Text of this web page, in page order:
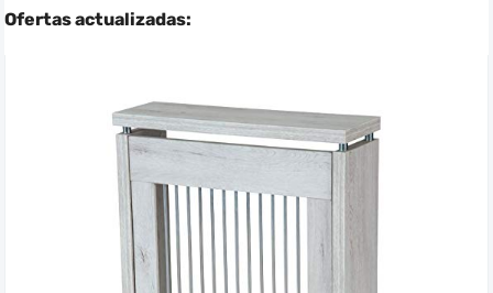
Ofertas actualizadas: